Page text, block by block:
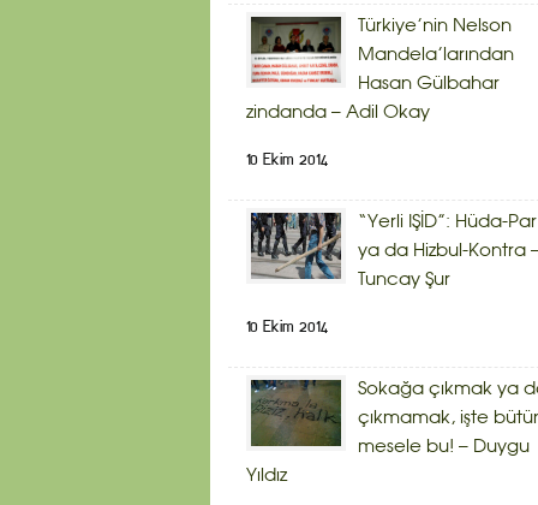
Türkiye’nin Nelson
Mandela’larından
Hasan Gülbahar
zindanda – Adil Okay
10 Ekim 2014
“Yerli IŞİD”: Hüda-Par
ya da Hizbul-Kontra
Tuncay Şur
10 Ekim 2014
Sokağa çıkmak ya
çıkmamak, işte
mesele bu! – Duygu
Yıldız